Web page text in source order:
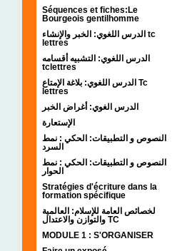
Séquences et fiches:Le
Bourgeois gentilhomme
الدرس اللغوي: الخبر والإنشاء tc
lettres
الدرس اللغوي: التشبيه أقسامه
tclettres
الدرس اللغوي: بلاغة الإمتاع Tc
lettres
الدرس الغوي: أغراض الخبر
الإستعارة
النصوص و التطبيقات: الحكي : نمط
السرد
النصوص و التطبيقات: الحكي : نمط
الحوار
Stratégies d'écriture dans la
formation spécifique
لخصائص العامة للإسلام: العالمية
والتوازن والاعتدال TC
MODULE 1 : S'ORGANISER